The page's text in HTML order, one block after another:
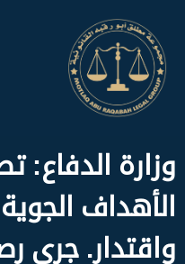
وزارة الدفاع:
الأهداف
واقتدار. جرى